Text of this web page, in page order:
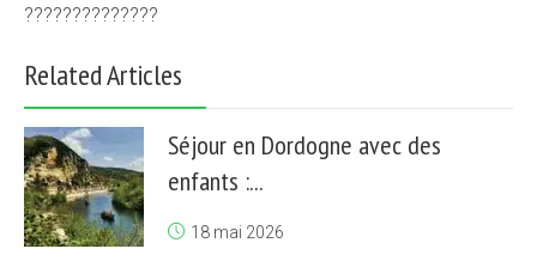
??????????????
Related Articles
Séjour en Dordogne avec des
enfants :...
18 mai 2026